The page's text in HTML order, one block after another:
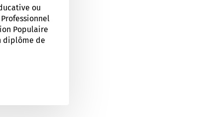
ou
Populaire
diplôme de